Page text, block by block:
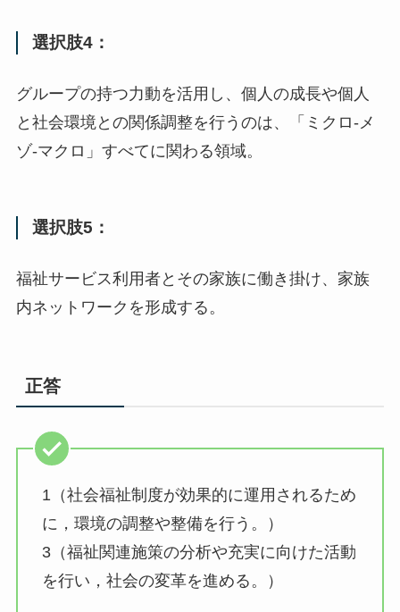
選択肢4：
グループの持つ力動を活用し、個人の成長や個人
と社会環境との関係調整を行うのは、「ミクロ-メ
ゾ-マクロ」すべてに関わる領域。
選択肢5：
福祉サービス利用者とその家族に働き掛け、家族
内ネットワークを形成する。
正答
1（社会福祉制度が効果的に運用されるため
に，環境の調整や整備を行う。）
3（福祉関連施策の分析や充実に向けた活動
を行い，社会の変革を進める。）